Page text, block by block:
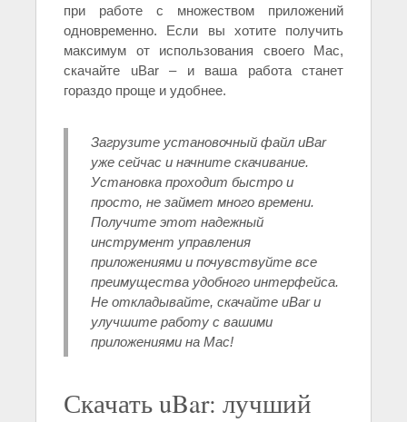
при работе с множеством приложений
одновременно. Если вы хотите получить
максимум от использования своего Mac,
скачайте uBar – и ваша работа станет
гораздо проще и удобнее.
Загрузите установочный файл uBar
уже сейчас и начните скачивание.
Установка проходит быстро и
просто, не займет много времени.
Получите этот надежный
инструмент управления
приложениями и почувствуйте все
преимущества удобного интерфейса.
Не откладывайте, скачайте uBar и
улучшите работу с вашими
приложениями на Mac!
Скачать uBar: лучший